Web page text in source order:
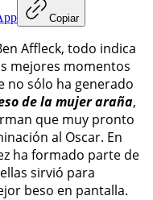
Copiar
Affleck, todo indica
mejores momentos
no sólo ha generado
de la mujer araña,
que muy pronto
al Oscar. En
ha formado parte de
sirvió para
beso en pantalla.